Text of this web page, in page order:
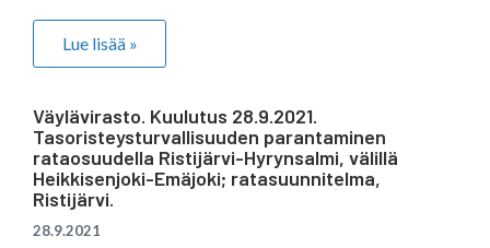
Lue lisää »
Väylävirasto. Kuulutus 28.9.2021.
Tasoristeysturvallisuuden parantaminen
rataosuudella Ristijärvi-Hyrynsalmi, välillä
Heikkisenjoki-Emäjoki; ratasuunnitelma,
Ristijärvi.
28.9.2021